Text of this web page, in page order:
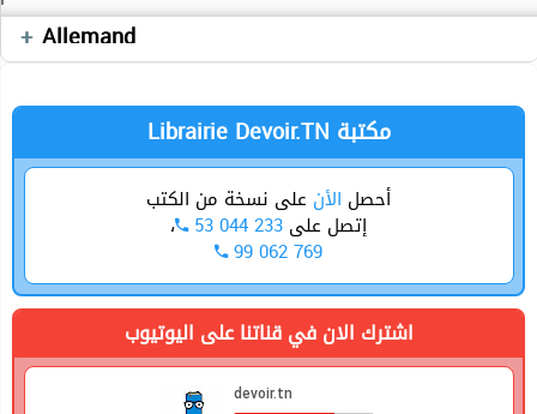
Allemand
Devoirs
Economie
Séries
Librairie Devoir.TN مكتبة
أحصل الأن على نسخة من الكتب
إتصل على 53 044 233 ،
99 062 769
اشترك الان في قناتنا على اليوتيوب